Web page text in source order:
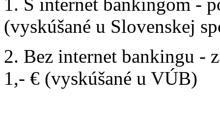
1. S internet bankingom -
(vyskúšané u Slovenskej
2. Bez internet bankingu -
1,- € (vyskúšané u VÚB)